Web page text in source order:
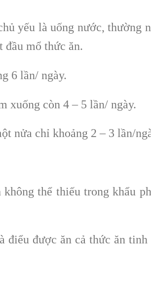
yếu là uống nước, thường
đầu mổ thức ăn.
6 lần/ ngày.
xuống còn 4 – 5 lần/ ngày.
nửa chỉ khoảng 2 – 3 lần/
thể thiếu trong khẩu
điểu được ăn cả thức ăn tinh